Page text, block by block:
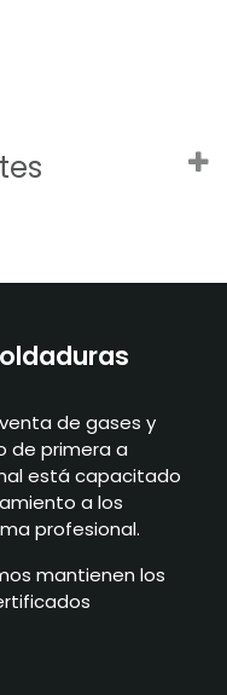
de gases y
de primera a
está capacitado
a los
profesional.
mantienen los